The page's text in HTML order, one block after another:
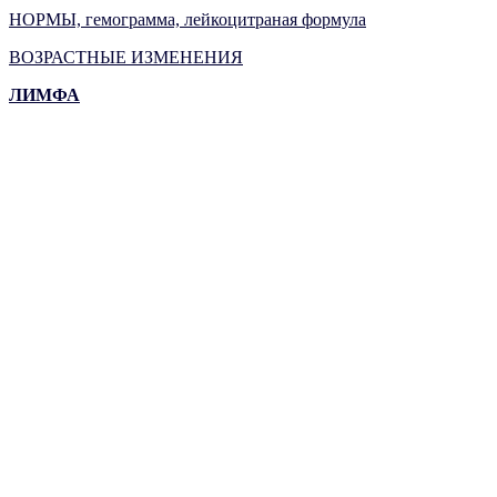
НОРМЫ, гемограмма, лейкоцитраная формула
ВОЗРАСТНЫЕ ИЗМЕНЕНИЯ
ЛИМФА